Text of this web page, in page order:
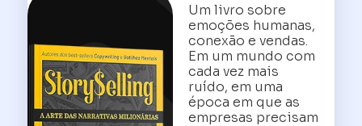
Um livro sobre
emoções humanas,
conexão e vendas.
Em um mundo com
cada vez mais
ruído, em uma
época em que as
empresas precisam